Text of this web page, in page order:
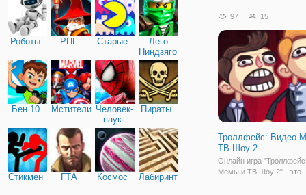
Роботы РПГ Старые
Лего
Ниндзяго
Бен 10 Мстители Человек-
паук
Пираты
Стикмен ГТА Космос Лабиринты
- катание на тележке!
дальше, нужно
управлять.
97 15
Троллфейс: Видео
ТВ Шоу 2
Онлайн игра
Мемы и ТВ Шоу 2" - это
проказы Троллфейса. На